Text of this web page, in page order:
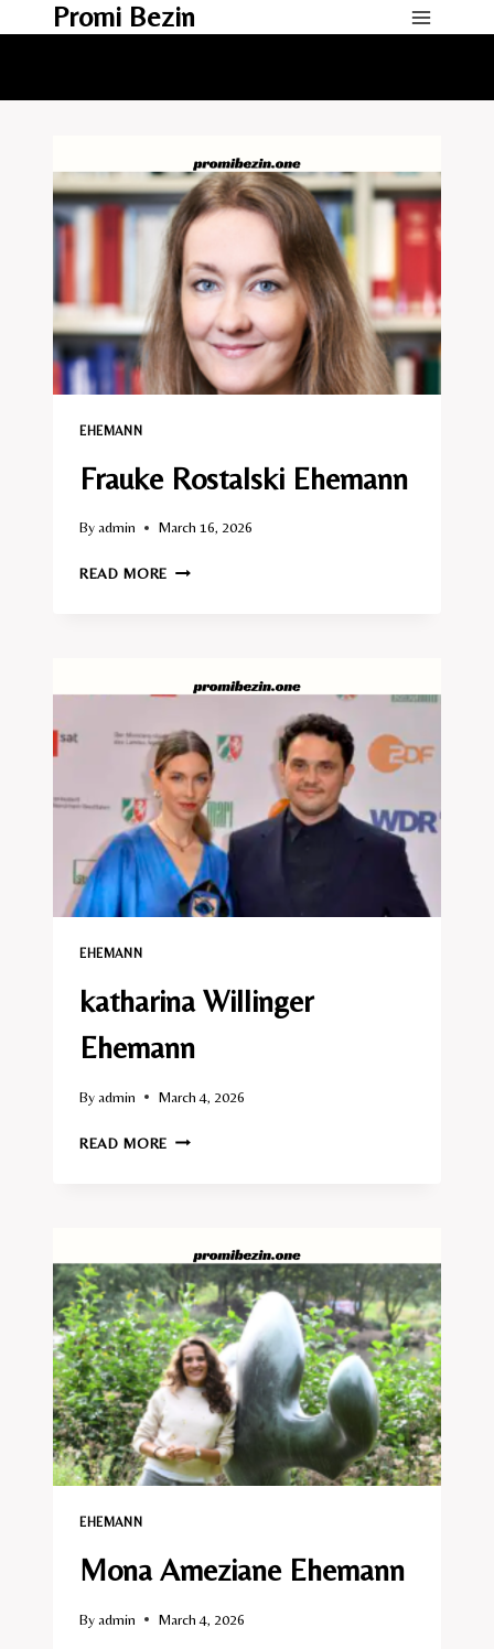
Promi Bezin
EHEMANN​
Frauke Rostalski Ehemann
Byadmin March 16, 2026
READ MORE FRAUKE
EHEMANN​
katharina Willinger
Ehemann
Byadmin March 4, 2026
READ MORE KATHARINA
EHEMANN​
Mona Ameziane Ehemann
Byadmin March 4, 2026